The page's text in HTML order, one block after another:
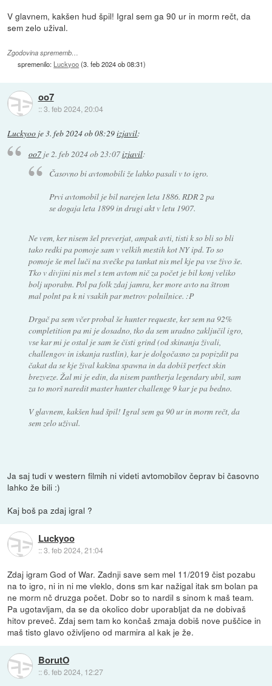
V glavnem, kakšen hud špil! Igral sem ga 90 ur in morm rečt, da
sem zelo užival.
Zgodovina sprememb…
spremenilo: Luckyoo(3. feb 2024 ob 08:31)
oo7
::3. feb 2024, 20:04
Luckyoo je3. feb 2024 ob 08:29izjavil:
oo7je 2. feb 2024 ob 23:07izjavil:
Časovno bi avtomobili že lahko pasali v to igro.
Prvi avtomobil je bil narejen leta 1886. RDR 2 pa
se dogaja leta 1899 in drugi akt v letu 1907.
Ne vem, ker nisem šel preverjat, ampak avti, tisti k so bli so bli
tako redki pa pomoje sam v velkih mestih kot NY ipd. To so
pomoje še mel luči na svečke pa tankat nis mel kje pa vse živo še.
Tko v divjini nis mel s tem avtom nič za počet je bil konj veliko
bolj uporabn. Pol pa folk zdaj jamra, ker more avto na štrom
mal polnt pa k ni vsakih par metrov polnilnice. :P
Drgač pa sem včer probal še hunter requeste, ker sem na 92%
completition pa mi je dosadno, tko da sem uradno zaključil igro,
vse kar mi je ostal je sam še čisti grind (od skinanja živali,
challengov in iskanja rastlin), kar je dolgočasno za popizdit pa
čakat da se kje žival kakšna spawna in da dobiš perfect skin
brezveze. Žal mi je edin, da nisem pantherja legendary ubil, sam
za to morš naredit master hunter challenge 9 kar je pa bedno.
V glavnem, kakšen hud špil! Igral sem ga 90 ur in morm rečt, da
sem zelo užival.
Ja saj tudi v western filmih ni videti avtomobilov čeprav bi časovno
lahko že bili :)
Kaj boš pa zdaj igral ?
Luckyoo
::3. feb 2024, 21:04
Zdaj igram God of War. Zadnji save sem mel 11/2019 čist pozabu
na to igro, ni in ni me vleklo, dons sm kar nažigal itak sm bolan pa
ne morm nč druzga počet. Dobr so to nardil s sinom k maš team.
Pa ugotavljam, da se da okolico dobr uporabljat da ne dobivaš
hitov preveč. Zdaj sem tam ko končaš zmaja dobiš nove puščice in
maš tisto glavo oživljeno od marmira al kak je že.
BorutO
::6. feb 2024, 12:27